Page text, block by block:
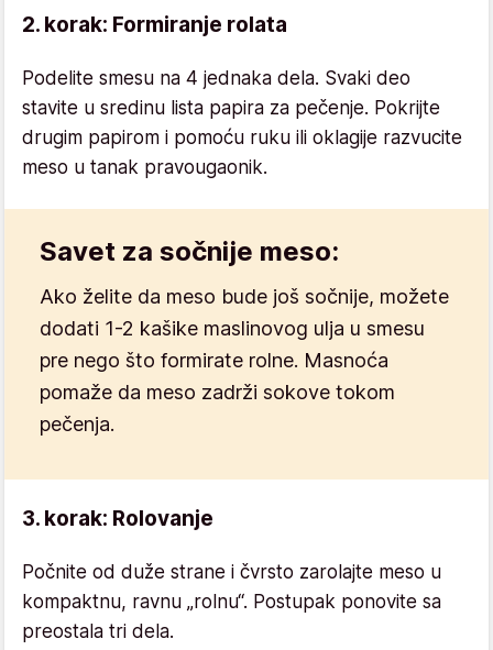
2. korak: Formiranje rolata
Podelite smesu na 4 jednaka dela. Svaki deo
stavite u sredinu lista papira za pečenje. Pokrijte
drugim papirom i pomoću ruku ili oklagije razvucite
meso u tanak pravougaonik.
Savet za sočnije meso:
Ako želite da meso bude još sočnije, možete
dodati 1-2 kašike maslinovog ulja u smesu
pre nego što formirate rolne. Masnoća
pomaže da meso zadrži sokove tokom
pečenja.
3. korak: Rolovanje
Počnite od duže strane i čvrsto zarolajte meso u
kompaktnu, ravnu „rolnu“. Postupak ponovite sa
preostala tri dela.